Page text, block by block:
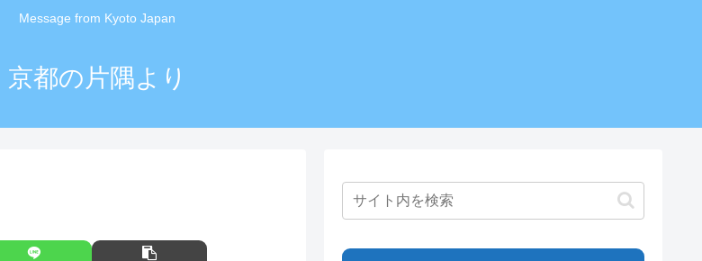
Message from Kyoto Japan
京都の片隅より